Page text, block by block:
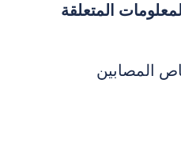
المعلومات المتعلقة
المصابين